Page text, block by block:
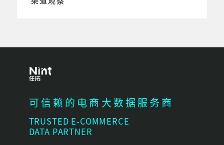
可信赖的电商大数据服务商
TRUSTED E-COMMERCE
DATA PARTNER